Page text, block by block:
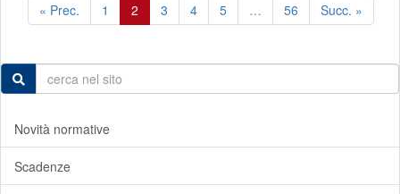
« Prec. 1 2 3 4 5 … 56 Succ. »
Novità normative
Scadenze